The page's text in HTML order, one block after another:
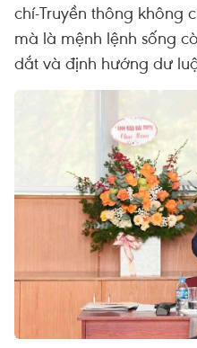
chí-Truyền thông không
mà là mệnh lệnh sống
dắt và định hướng dư